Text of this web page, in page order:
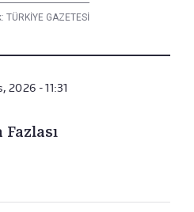
TÜRKİYE GAZETESİ
2026 - 11:31